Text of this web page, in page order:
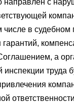
направлен с
числе в судебном
а
инспекции труда